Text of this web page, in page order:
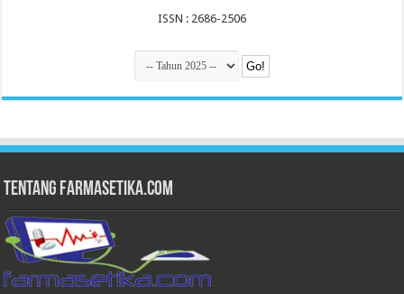
ISSN : 2686-2506
Tentang Farmasetika.com